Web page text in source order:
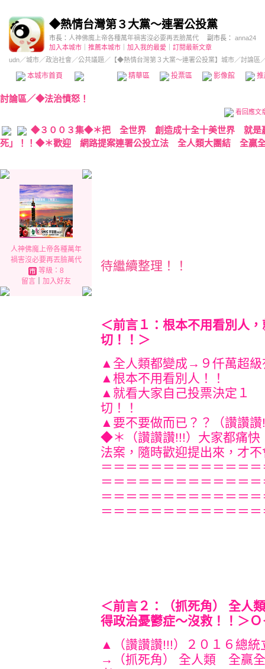
◆熱情台灣第３大黨～連署公投黨
市長： 人神佛魔上帝各種萬年禍害沒必要再丟臉萬代 副市長：
anna24
加入本城市
推薦本城市 加入我的最愛
訂閱最新文章
udn／城市／政治社會 ／公共議題 ／ 【◆熱情台灣第３大黨～連署公投黨】城市／討論區
本城市首頁 精華區 投票區 影像館
討論區／◆法治憤怒！
看回應文
◆３００３集◆＊把 全世界 創造成十全十美世界 就是
死」！！◆＊歡迎 網路提案連署公投立法 全人類大團結 全贏
人神佛魔上帝各種萬年
禍害沒必要再丟臉萬代
等級：8
留言｜ 加入好友
待繼續整理！！
＜前言１：根本不用看別人
切！！＞
▲全人類都變成→９仟萬
▲根本不用
▲就看大家自己投票決定１
切！
▲要不要做而已？？（讚
◆＊（讚讚讚!!!）大家都痛快
法案，隨時歡迎提出來，才
＝＝＝＝＝＝＝＝＝＝＝＝
＝＝＝＝＝＝＝＝＝＝＝＝
＝＝＝＝＝＝＝＝＝＝＝＝
＝＝＝＝＝＝＝＝＝＝＝＝
＜前言２：（抓死角） 全
得政治憂鬱症～沒救！！＞
▲（讚讚讚!!!）２０１６總統
→（抓死角） 全人類 全贏